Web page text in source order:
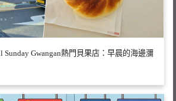
Gwangan熱門貝果店：早晨的海邊瀰